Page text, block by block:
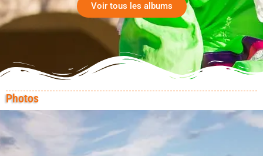
Voir tous les albums
Photos